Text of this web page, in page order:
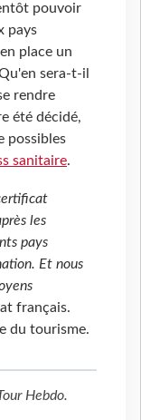
pouvoir
pays
place un
sera-t-il
rendre
été décidé,
possibles
sanitaire.
les
pays
Et nous
français.
du tourisme.
Hebdo.